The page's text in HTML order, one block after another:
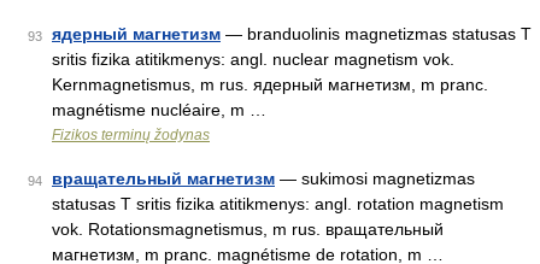
93 ядерный магнетизм — branduolinis magnetizmas statusas T
sritis fizika atitikmenys: angl. nuclear magnetism vok.
Kernmagnetismus, m rus. ядерный магнетизм, m pranc.
magnétisme nucléaire, m …
Fizikos terminų žodynas
94 вращательный магнетизм — sukimosi magnetizmas
statusas T sritis fizika atitikmenys: angl. rotation magnetism
vok. Rotationsmagnetismus, m rus. вращательный
магнетизм, m pranc. magnétisme de rotation, m …